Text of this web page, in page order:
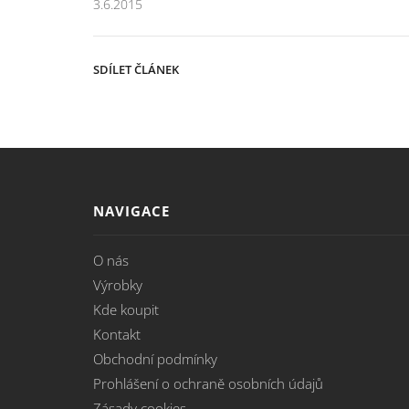
3.6.2015
SDÍLET ČLÁNEK
NAVIGACE
O nás
Výrobky
Kde koupit
Kontakt
Obchodní podmínky
Prohlášení o ochraně osobních údajů